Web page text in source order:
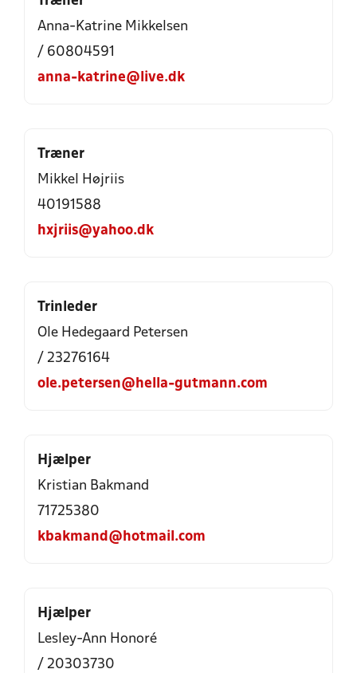
Anna-Katrine Mikkelsen
/ 60804591
anna-katrine@live.dk
Træner
Mikkel Højriis
40191588
hxjriis@yahoo.dk
Trinleder
Ole Hedegaard Petersen
/ 23276164
ole.petersen@hella-gutmann.com
Hjælper
Kristian Bakmand
71725380
kbakmand@hotmail.com
Hjælper
Lesley-Ann Honoré
/ 20303730